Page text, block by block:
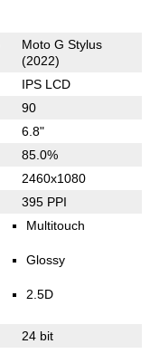
Moto G Stylus
(2022)
IPS LCD
90
6.8"
85.0%
2460x1080
395 PPI
Multitouch
Glossy
2.5D
24 bit